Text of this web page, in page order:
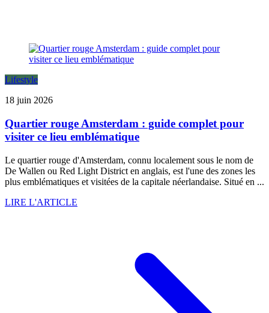
Lifestyle
18 juin 2026
Quartier rouge Amsterdam : guide complet pour
visiter ce lieu emblématique
Le quartier rouge d'Amsterdam, connu localement sous le nom de
De Wallen ou Red Light District en anglais, est l'une des zones les
plus emblématiques et visitées de la capitale néerlandaise. Situé en ...
LIRE L'ARTICLE